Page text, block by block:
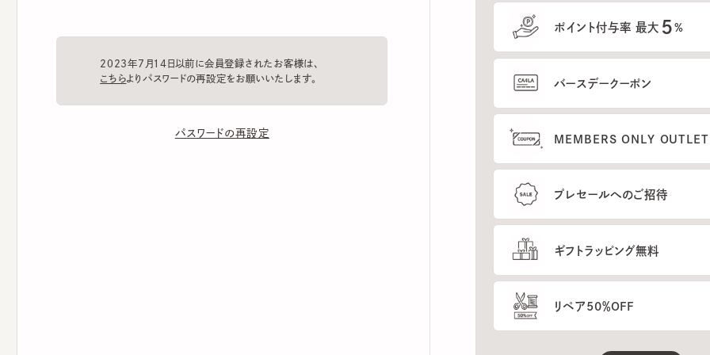
2023年7月14日以前に会員登録されたお客様は、
パスワードの再設定
ポイント付与率 最大 %
バースデークーポン
MEMBERS ONLY OUTLETのご
プレセールへのご招待
ギフトラッピング無料
リペア50％OFF